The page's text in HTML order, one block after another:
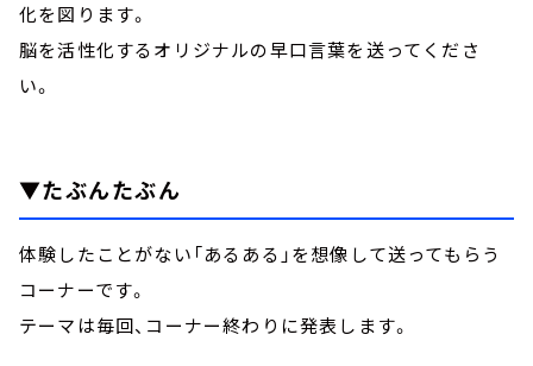
化を図ります。
脳を活性化するオリジナルの早口言葉を送ってくださ
い。
▼たぶんたぶん
体験したことがない「あるある」を想像して送ってもらう
コーナーです。
テーマは毎回、コーナー終わりに発表します。